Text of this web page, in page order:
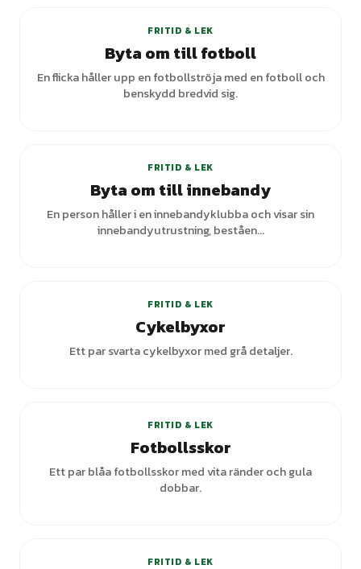
FRITID & LEK
Byta om till fotboll
En flicka håller upp en fotbollströja med en fotboll och
benskydd bredvid sig.
FRITID & LEK
Byta om till innebandy
En person håller i en innebandyklubba och visar sin
innebandyutrustning, beståen...
FRITID & LEK
Cykelbyxor
Ett par svarta cykelbyxor med grå detaljer.
FRITID & LEK
Fotbollsskor
Ett par blåa fotbollsskor med vita ränder och gula
dobbar.
FRITID & LEK